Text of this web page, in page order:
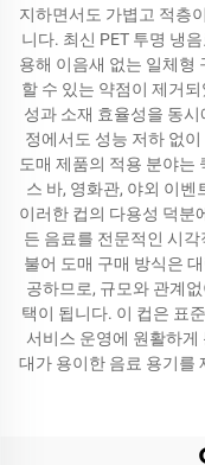
지하면서도 가볍고 적층
니다. 최신 PET 투명 냉
용해 이음새 없는 일체형
할 수 있는 약점이 제거
성과 소재 효율성을 동
정에서도 성능 저하 없
도매 제품의 적용 분야는
스 바, 영화관, 야외 이
이러한 컵의 다용성 덕분
든 음료를 전문적인 시
불어 도매 구매 방식은
공하므로, 규모와 관계
택이 됩니다. 이 컵은 표
서비스 운영에 원활하게
대가 용이한 음료 용기를